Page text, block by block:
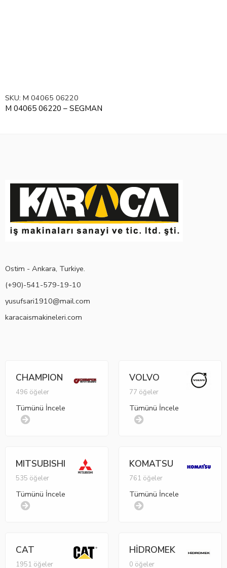
SKU: M 04065 06220
M 04065 06220 – SEGMAN
Ostim - Ankara, Turkiye.
(+90)-541-579-19-10
yusufsari1910@mail.com
karacaismakineleri.com
CHAMPION
496 öğeler
Tümünü İncele
VOLVO
77 öğeler
Tümünü İncele
MITSUBISHI
535 öğeler
Tümünü İncele
KOMATSU
761 öğeler
Tümünü İncele
CAT
1951 öğeler
HİDROMEK
0 öğeler